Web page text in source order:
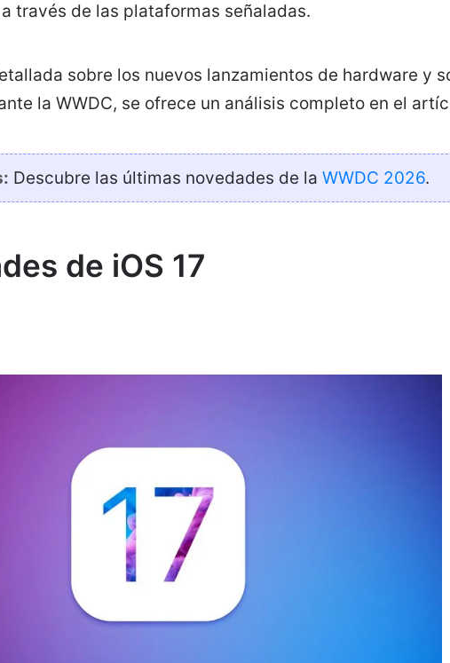
través de las plataformas señaladas.
sobre los nuevos lanzamientos de hardware y
la WWDC, se ofrece un análisis completo en el
Descubre las últimas novedades de la WWDC 2026.
de iOS 17